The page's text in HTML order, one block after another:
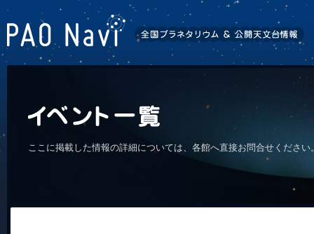
ここに掲載した情報の詳細については、各館へ直接お問合せくださ